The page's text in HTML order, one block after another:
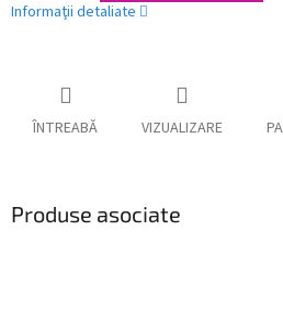
Informaţii detaliate
ÎNTREABĂ VIZUALIZARE
Produse asociate